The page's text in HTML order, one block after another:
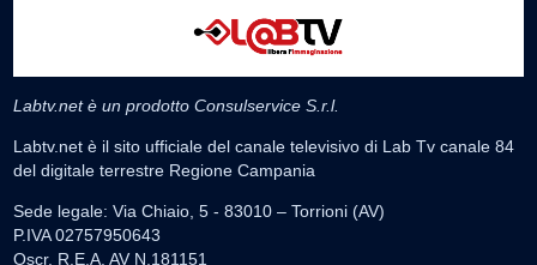
Labtv.net è un prodotto Consulservice S.r.l.
Labtv.net è il sito ufficiale del canale televisivo di Lab Tv canale 84
del digitale terrestre Regione Campania
Sede legale: Via Chiaio, 5 - 83010 – Torrioni (AV)
P.IVA 02757950643
Oscr. R.E.A. AV N.181151